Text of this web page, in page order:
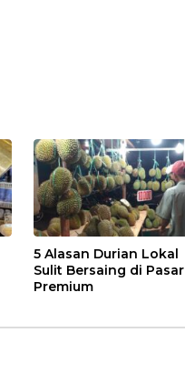
5 Alasan Durian Lokal
Sulit Bersaing di Pasar
Premium